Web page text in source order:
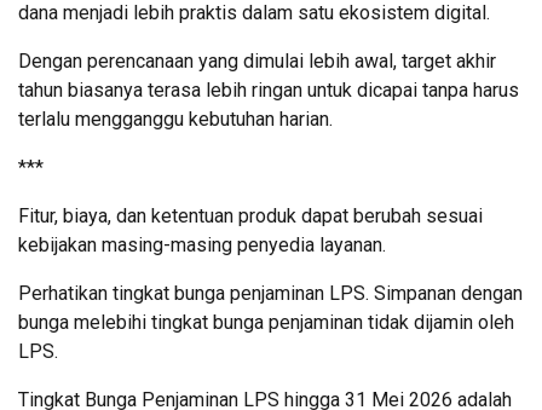
dana menjadi lebih praktis dalam satu ekosistem digital.
Dengan perencanaan yang dimulai lebih awal, target akhir
tahun biasanya terasa lebih ringan untuk dicapai tanpa harus
terlalu mengganggu kebutuhan harian.
***
Fitur, biaya, dan ketentuan produk dapat berubah sesuai
kebijakan masing-masing penyedia layanan.
Perhatikan tingkat bunga penjaminan LPS. Simpanan dengan
bunga melebihi tingkat bunga penjaminan tidak dijamin oleh
LPS.
Tingkat Bunga Penjaminan LPS hingga 31 Mei 2026 adalah